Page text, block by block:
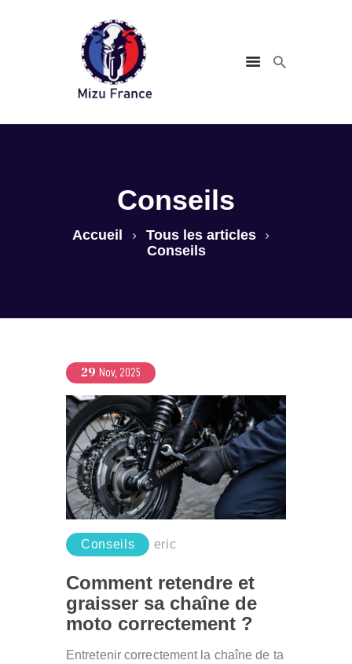
Conseils
Accueil
Tous les articles
Conseils
Accueil
Accessoires
29 Nov, 2025
Conseils eric
Comment retendre et
graisser sa chaîne de
moto correctement ?
Entretenir correctement la chaîne de ta